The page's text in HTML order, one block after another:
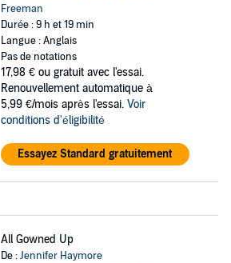
Freeman
Durée : 9 h et 19 min
Langue : Anglais
Pas de notations
17,98 € ou gratuit avec l'essai.
Renouvellement automatique à
5,99 €/mois après l'essai. Voir
conditions d'éligibilité
Essayez Standard gratuitement
All Gowned Up
De :Jennifer Haymore